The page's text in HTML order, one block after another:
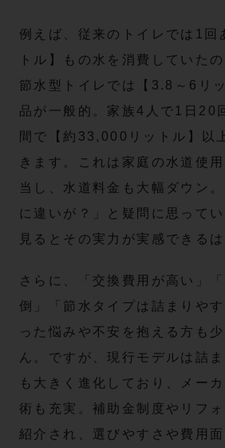
例えば、従来のトイレでは1回
トル】もの水を消費していた
節水型トイレでは【3.8～6リ
品が一般的。家族4人で1日20
間で【約33,000リットル】以
きます。これは家庭の水道使
当し、水道料金も大幅ダウン
に違いが？」と疑問に思って
見るとその実力が実感できるは
さらに、「交換費用が高い」
倒」「節水タイプは詰まりや
った悩みや不安を抱える方も
ん。ですが、現行モデルは詰
も大きく進化しており、メー
術も充実。補助金制度やリフ
紹介され、選びやすさや費用面